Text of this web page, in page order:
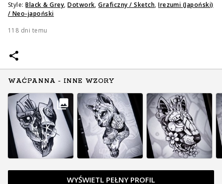
Zapytaj o cenę Zapytaj o cenę
Style: Black & Grey,Dotwork,Graficzny / Sketch,Irezumi (Japoński)
/ Neo-japoński
118 dni temu
WAĆPANNA - INNE WZORY
WYŚWIETL PEŁNY PROFIL